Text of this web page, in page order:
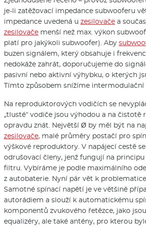
je-li zatěžovací impedance subwooferu
impedance uvedená u zesilovače a
zesilovače menší než max. výkon
platí pro jakýkoli subwoofer). Aby
buzen signálem, který obsahuje i
nedokáže zahrát, doporučujeme do
pasivní nebo aktivní výhybku, o kterých
Tímto způsobem snížíme intermodulační
Na reproduktorových vodičích se
„tlusté“ vodiče jsou výhodou a na čistotě
opravdu znát. Největší Ø by měl být na
zesilovače, malé průměry postačí pro
výškové reproduktory. V napájecí cestě
odrušovací členy, jenž fungují na
filtru. Vybíráme je podle maximálního
z autobaterie. Nyní pár vět k
Samotné spínací napětí je ve většině
autorádiem a slouží k automatickému
komponentů zvukového řetězce, jako jsou
equalizéry, ale také antény, pro kterou